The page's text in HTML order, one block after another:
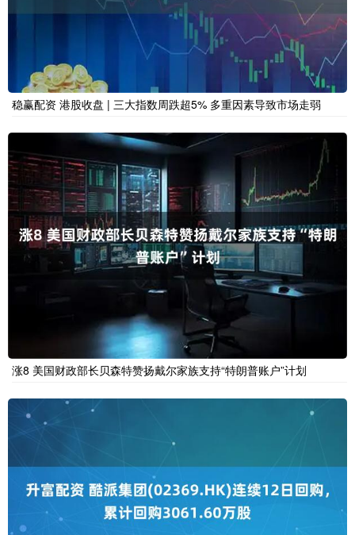
稳赢配资 港股收盘 | 三大指数周跌超5% 多重因素导致市场走弱
涨8 美国财政部长贝森特赞扬戴尔家族支持“特朗普账户”计划